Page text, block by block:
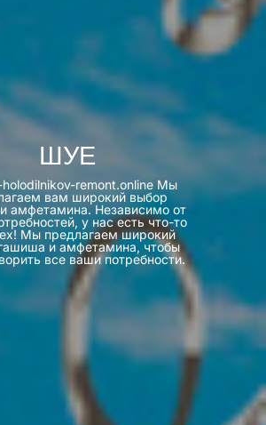
ШУЕ
holodilnikov-remont.online Мы
вам широкий выбор
амфетамина. Независимо от
у нас есть что-то
Мы предлагаем широкий
и амфетамина, чтобы
все ваши потребности.